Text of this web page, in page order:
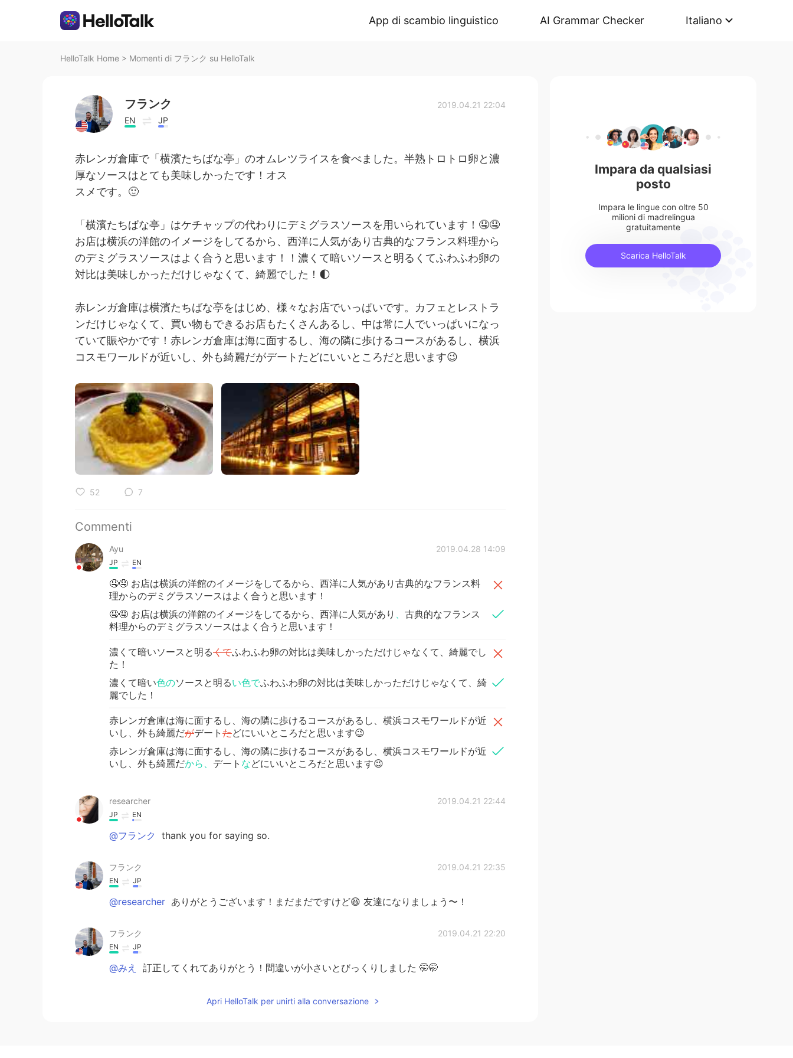
App di scambio linguistico AI Grammar Checker Italiano
HelloTalk Home > Momenti di フランク su HelloTalk
フランク
EN JP
2019.04.21 22:04
赤レンガ倉庫で「横濱たちばな亭」のオムレツライスを食べました。半熟トロトロ卵と濃
厚なソースはとても美味しかったです！オス
スメです。🙂
「横濱たちばな亭」はケチャップの代わりにデミグラスソースを用いられています！🤤🤤
お店は横浜の洋館のイメージをしてるから、西洋に人気があり古典的なフランス料理から
のデミグラスソースはよく合うと思います！！濃くて暗いソースと明るくてふわふわ卵の
対比は美味しかっただけじゃなくて、綺麗でした！🌓
赤レンガ倉庫は横濱たちばな亭をはじめ、様々なお店でいっぱいです。カフェとレストラ
ンだけじゃなくて、買い物もできるお店もたくさんあるし、中は常に人でいっぱいになっ
ていて賑やかです！赤レンガ倉庫は海に面するし、海の隣に歩けるコースがあるし、横浜
コスモワールドが近いし、外も綺麗だがデートたどにいいところだと思います😉
52 7
Commenti
Ayu 2019.04.28 14:09
JP EN
🤤🤤 お店は横浜の洋館のイメージをしてるから、西洋に人気があり古典的なフランス料
理からのデミグラスソースはよく合うと思います！
🤤🤤 お店は横浜の洋館のイメージをしてるから、西洋に人気があり 、 古典的なフランス
料理からのデミグラスソースはよく合うと思います！
濃くて暗いソースと明るくてふわふわ卵の対比は美味しかっただけじゃなくて、綺麗でし
た！
濃くて暗い色のソースと明るい色でふわふわ卵の対比は美味しかっただけじゃなくて、綺
麗でした！
赤レンガ倉庫は海に面するし、海の隣に歩けるコースがあるし、横浜コスモワールドが近
いし、外も綺麗だがデート たどにいいところだと思います😉
赤レンガ倉庫は海に面するし、海の隣に歩けるコースがあるし、横浜コスモワールドが近
いし、外も綺麗だから、 デート などにいいところだと思います😉
researcher 2019.04.21 22:44
JP EN
@フランク thank you for saying so.
フランク 2019.04.21 22:35
EN JP
@researcher ありがとうございます！まだまだですけど😆 友達になりましょう〜！
フランク 2019.04.21 22:20
EN JP
@みえ 訂正してくれてありがとう！間違いが小さいとびっくりしました 🤭🤭
Apri HelloTalk per unirti alla conversazione
Impara da qualsiasi
posto
Impara le lingue con oltre 50
milioni di madrelingua
gratuitamente
Scarica HelloTalk